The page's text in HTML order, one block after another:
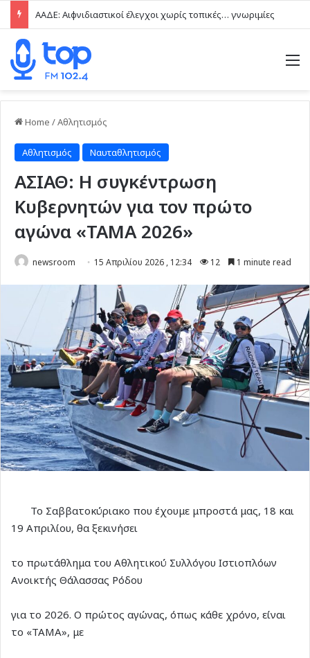
ΑΑΔΕ: Αιφνιδιαστικοί έλεγχοι χωρίς τοπικές… γνωριμίες
Home /Αθλητισμός
Αθλητισμός Ναυταθλητισμός
ΑΣΙΑΘ: Η συγκέντρωση
Κυβερνητών για τον πρώτο
αγώνα «ΤΑΜΑ 2026»
newsroom 15 Απριλίου 2026 , 12:34 12 1 minute read
Το Σαββατοκύριακο που έχουμε μπροστά μας, 18 και
19 Απριλίου, θα ξεκινήσει
το πρωτάθλημα του Αθλητικού Συλλόγου Ιστιοπλόων
Ανοικτής Θάλασσας Ρόδου
για το 2026. Ο πρώτος αγώνας, όπως κάθε χρόνο, είναι
το «ΤΑΜΑ», με